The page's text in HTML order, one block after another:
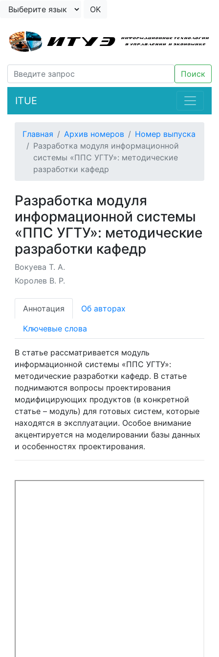
ITUE
Главная Архив номеров
Номер выпуска
Разработка модуля информационной
системы «ППС УГТУ»: методические
разработки кафедр
Разработка модуля
информационной системы
«ППС УГТУ»: методические
разработки кафедр
Вокуева Т. А.
Королев В. Р.
Аннотация Об авторах
Ключевые слова
В статье рассматривается модуль
информационной системы «ППС УГТУ»:
методические разработки кафедр. В статье
поднимаются вопросы проектирования
модифицирующих продуктов (в конкретной
статье – модуль) для готовых систем, которые
находятся в эксплуатации. Особое внимание
акцентируется на моделировании базы данных
и особенностях проектирования.